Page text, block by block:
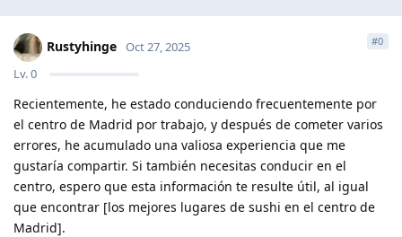
Rustyhinge
Lv.0
Oct 27, 2025 #0
Recientemente, he estado conduciendo frecuentemente por
el centro de Madrid por trabajo, y después de cometer varios
errores, he acumulado una valiosa experiencia que me
gustaría compartir. Si también necesitas conducir en el
centro, espero que esta información te resulte útil, al igual
que encontrar [los mejores lugares de sushi en el centro de
Madrid].